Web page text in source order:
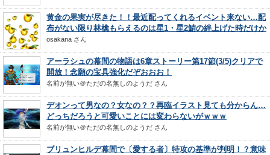
黄金の果実が尽きた！！最近配ってくれるイベント来ない…配
布がない限り林檎もらえるのは星1・星2鯖の絆上げた時だけか
osakana さん
アーラシュの幕間の物語は6章ストーリー第17節(3/5)クリアで
開放！念願の宝具強化だぞおおお！
名前が無い＠ただの名無しのようだ さん
デオンって男なの？女なの？？再臨イラスト見ても分からん…
どっちだろうと可愛いことには変わらないがｗｗｗ
名前が無い＠ただの名無しのようだ さん
ブリュンヒルデ幕間で〔愛する者〕特攻の基準が判明！？意味